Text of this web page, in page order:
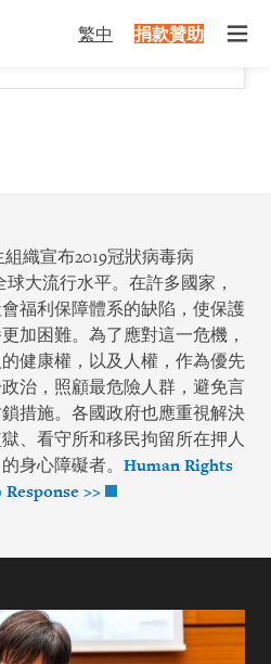
繁中 捐款贊助
this page in English?
組織宣布2019冠狀病毒病
球大流行水平。在許多國家，
福利保障體系的缺陷，使保護
加困難。為了應對這一危機，
健康權，以及人權，作為優先
治，照顧最危險人群，避免言
措施。各國政府也應重視解決
、看守所和移民拘留所在押人
身心障礙者。 Human Rights
>>